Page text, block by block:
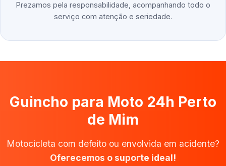
Prezamos pela responsabilidade, acompanhando todo o
serviço com atenção e seriedade.
Guincho para Moto 24h Perto
de Mim
Motocicleta com defeito ou envolvida em acidente?
Oferecemos o suporte ideal!